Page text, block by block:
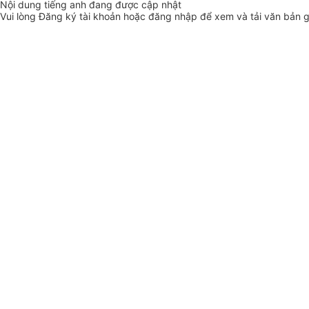
Nội dung tiếng anh đang được cập nhật
Vui lòngĐăng ký tài khoản hoặc đăng nhập để xem và tải văn bản